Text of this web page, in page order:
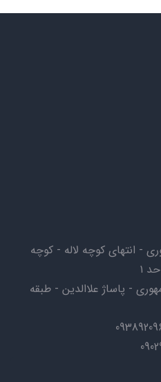
- انتهای کوچه لاله - کوچه
- پاساژ علاالدین - طبقه